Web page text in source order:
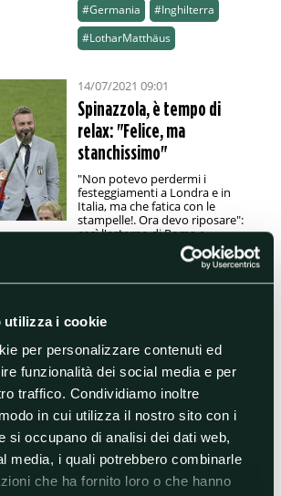
utilizza i cookie
per personalizzare contenuti ed
funzionalità dei social media e per
traffico. Condividiamo inoltre
in cui utilizza il nostro sito con i
si occupano di analisi dei dati web,
media, i quali potrebbero combinarle
che ha fornito loro o che hanno
#Germania
#Inghilterra
#LotharMatthäus
14/07/2021 09:01
Spinazzola, è tempo di
relax: "Felice, ma
stanchissimo"
"Non potevo perdermi i
festeggiamenti a Londra e in
Italia, ma che fatica con le
stampelle!. Ora devo riposare":
così l'esterno di Roma e
Nazionale in un'intervista a 'Il
Messaggero' dopo il trionfo
#Inghilterra
#Italyv
#LeonardoSpinazzola
14/07/2021 08:28
Italia campione, il prefetto
di Roma: "La sfilata sul